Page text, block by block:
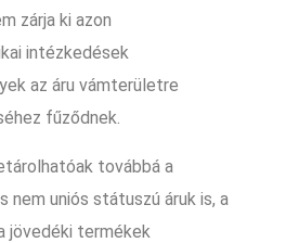
zárja ki azon
intézkedések
az áru vámterületre
fűződnek.
továbbá a
nem uniós státuszú áruk is, a
jövedéki termékek